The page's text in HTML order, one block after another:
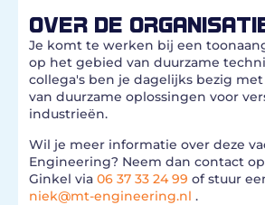
OVER DE
Je komt te werken bij een
op het gebied van duurzame
collega's ben je dagelijks bezig
van duurzame oplossingen voor
industrieën.
Wil je meer informatie over deze
Engineering? Neem dan contact
Ginkel via 06 37 33 24 99 of stuur
niek@mt-engineering.nl .